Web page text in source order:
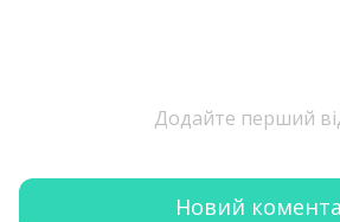
Додайте перший
Новий